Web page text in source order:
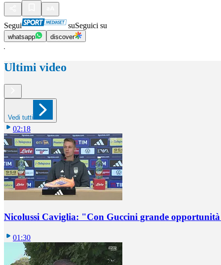
Segui suSeguici su
whatsapp discover
Ultimi video
Vedi tutti
02:18
Nicolussi Caviglia: "Con Guccini grande
01:30